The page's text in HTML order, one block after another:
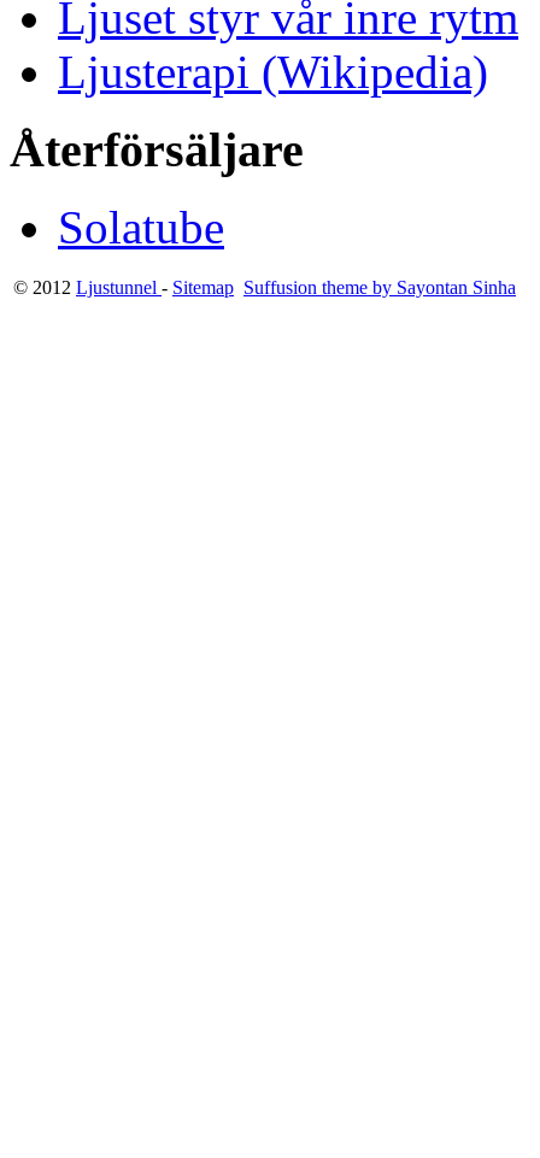
Ljuset styr vår inre rytm
Ljusterapi (Wikipedia)
Återförsäljare
Solatube
© 2012 Ljustunnel - Sitemap Suffusion theme by Sayontan Sinha